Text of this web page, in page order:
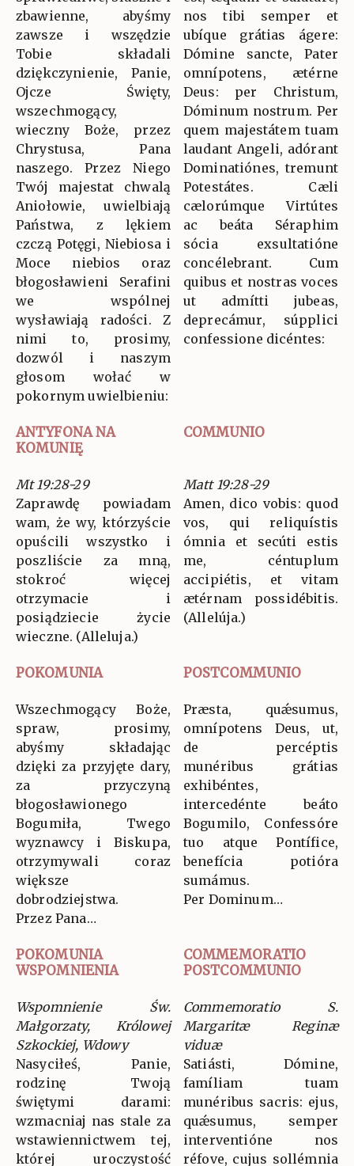
zbawienne, abyśmy
zawsze i wszędzie
Tobie składali
dziękczynienie, Panie,
Ojcze Święty,
wszechmogący,
wieczny Boże, przez
Chrystusa, Pana
naszego. Przez Niego
Twój majestat chwalą
Aniołowie, uwielbiają
Państwa, z lękiem
czczą Potęgi, Niebiosa i
Moce niebios oraz
błogosławieni Serafini
we wspólnej
wysławiają radości. Z
nimi to, prosimy,
dozwól i naszym
głosom wołać w
pokornym uwielbieniu:
nos tibi semper et
ubíque grátias ágere:
Dómine sancte, Pater
omnípotens, ætérne
Deus: per Christum,
Dóminum nostrum. Per
quem majestátem tuam
laudant Angeli, adórant
Dominatiónes, tremunt
Potestátes. Cæli
cælorúmque Virtútes
ac beáta Séraphim
sócia exsultatióne
concélebrant. Cum
quibus et nostras voces
ut admítti jubeas,
deprecámur, súpplici
confessione dicéntes:
ANTYFONA NA
KOMUNIĘ
COMMUNIO
Mt 19:28-29
Zaprawdę powiadam
wam, że wy, którzyście
opuścili wszystko i
poszliście za mną,
stokroć więcej
otrzymacie i
posiądziecie życie
wieczne. (Alleluja.)
Matt 19:28-29
Amen, dico vobis: quod
vos, qui reliquístis
ómnia et secúti estis
me, céntuplum
accipiétis, et vitam
ætérnam possidébitis.
(Allelúja.)
POKOMUNIA POSTCOMMUNIO
Wszechmogący Boże,
spraw, prosimy,
abyśmy składając
dzięki za przyjęte dary,
za przyczyną
błogosławionego
Bogumiła, Twego
wyznawcy i Biskupa,
otrzymywali coraz
większe
dobrodziejstwa.
Przez Pana…
Præsta, quǽsumus,
omnípotens Deus, ut,
de percéptis
munéribus grátias
exhibéntes,
intercedénte beáto
Bogumilo, Confessóre
tuo atque Pontífice,
benefícia potióra
sumámus.
Per Dominum…
POKOMUNIA
WSPOMNIENIA
COMMEMORATIO
POSTCOMMUNIO
Wspomnienie Św.
Małgorzaty, Królowej
Szkockiej, Wdowy
Nasyciłeś, Panie,
rodzinę Twoją
świętymi darami:
wzmacniaj nas stale za
wstawiennictwem tej,
której uroczystość
Commemoratio S.
Margaritæ Reginæ
viduæ
Satiásti, Dómine,
famíliam tuam
munéribus sacris: ejus,
quǽsumus, semper
interventióne nos
réfove, cujus sollémnia